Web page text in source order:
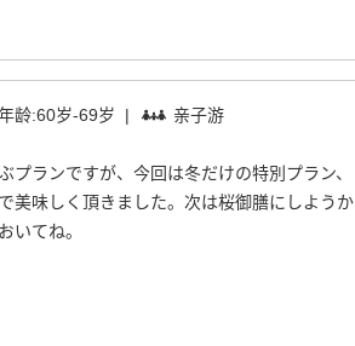
龄:60岁-69岁 | 亲子游
プランですが、今回は冬だけの特別プラン、
美味しく頂きました。次は桜御膳にしようか
いてね。